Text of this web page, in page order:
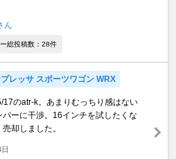
ん
総投稿数：28件
レッサ スポーツワゴン WRX
17のatr-k。あまりむっちり感はない
パーに干渉。16インチを試したくな
却しました。